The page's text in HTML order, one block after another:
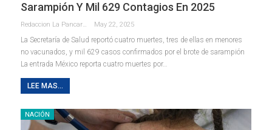
Sarampión Y Mil 629 Contagios En 2025
Redaccion La Pancarta De Quintana Roo May 22, 2025
La Secretaría de Salud reportó cuatro muertes, tres de ellas en menores
no vacunados, y mil 629 casos confirmados por el brote de sarampión
La entrada México reporta cuatro muertes por…
LEE MAS...
NACIÓN